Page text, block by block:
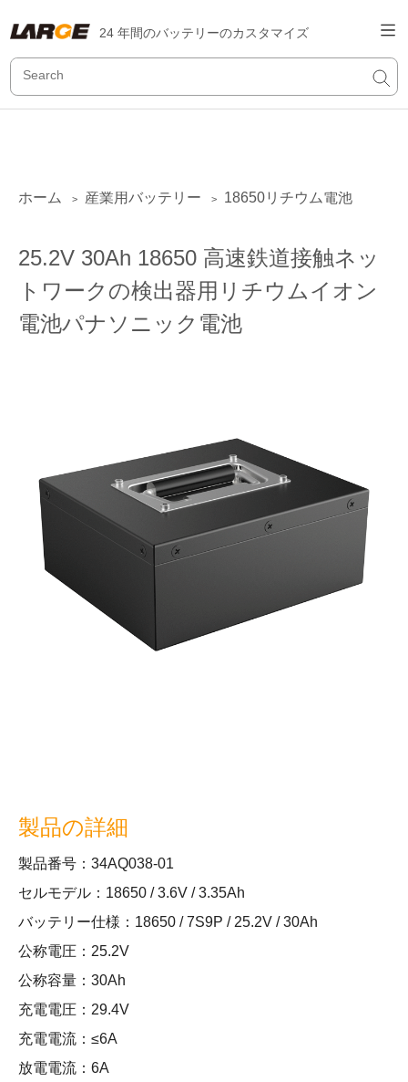
24 年間のバッテリーのカスタマイズ
ホーム > 産業用バッテリー > 18650リチウム電池
25.2V 30Ah 18650 高速鉄道接触ネッ
トワークの検出器用リチウムイオン
電池パナソニック電池
製品の詳細
製品番号：34AQ038-01
セルモデル：18650 / 3.6V / 3.35Ah
バッテリー仕様：18650 / 7S9P / 25.2V / 30Ah
公称電圧：25.2V
公称容量：30Ah
充電電圧：29.4V
充電電流：≤6A
放電電流：6A